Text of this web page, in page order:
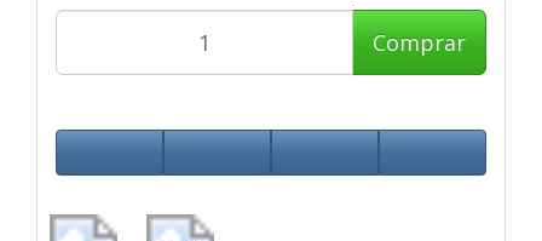
Comprar